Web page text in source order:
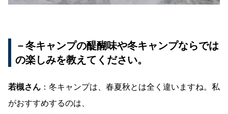
－冬キャンプの醍醐味や冬キャンプならでは
の楽しみを教えてください。
若槻さん ：冬キャンプは、春夏秋とは全く違いますね。私
がおすすめするのは、